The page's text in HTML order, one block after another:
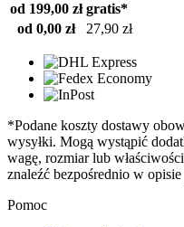
od 199,00 zł gratis*
od 0,00 zł
27,90 zł
*Podane koszty dostawy
wysyłki. Mogą wystąpić
wagę, rozmiar lub
znaleźć bezpośrednio w
Pomoc